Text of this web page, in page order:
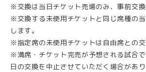
※交換は当日チケット売場のみ、事前交換
※交換する未使用チケットと同じ席種の
します。
※指定席の未使用チケットは自由席との交
※満席・チケット完売が予想される試合
日の交換を中止させていただく場合があり